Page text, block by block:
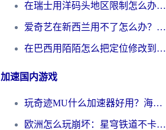
在瑞士用洋码头地区限制怎么办？海外华人必看的回国加速全攻略
爱奇艺在新西兰用不了怎么办？海外党亲测有效的回国加速方案
在巴西用陌陌怎么把定位修改到中国国内？海外党必看的回国加速全攻略
加速国内游戏
玩奇迹MU什么加速器好用？海外党亲测：这款加速器让你告别延迟卡顿！
欧洲怎么玩崩坏：星穹铁道不卡？2026海外玩家国服游戏加速器终极攻略